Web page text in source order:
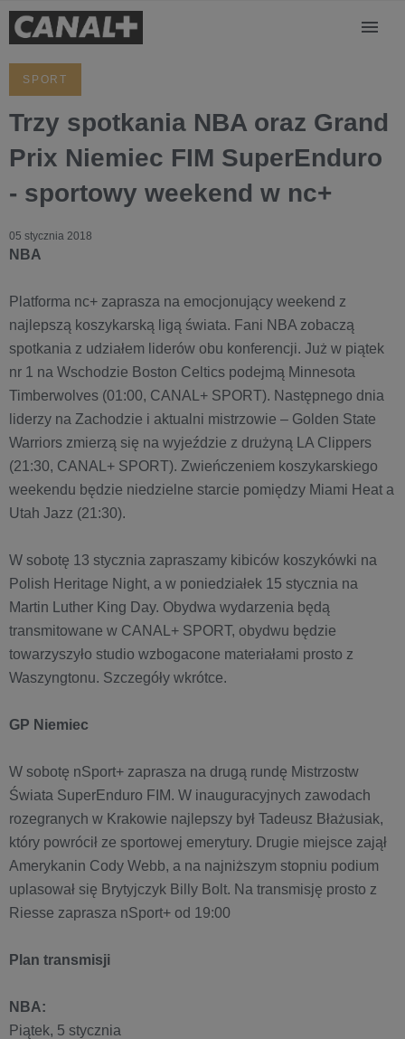
SPORT
Trzy spotkania NBA oraz Grand
Prix Niemiec FIM SuperEnduro
- sportowy weekend w nc+
05 stycznia 2018
NBA
Platforma nc+ zaprasza na emocjonujący weekend z
najlepszą koszykarską ligą świata. Fani NBA zobaczą
spotkania z udziałem liderów obu konferencji. Już w piątek
nr 1 na Wschodzie Boston Celtics podejmą Minnesota
Timberwolves (01:00, CANAL+ SPORT). Następnego dnia
liderzy na Zachodzie i aktualni mistrzowie – Golden State
Warriors zmierzą się na wyjeździe z drużyną LA Clippers
(21:30, CANAL+ SPORT). Zwieńczeniem koszykarskiego
weekendu będzie niedzielne starcie pomiędzy Miami Heat a
Utah Jazz (21:30).
W sobotę 13 stycznia zapraszamy kibiców koszykówki na
Polish Heritage Night, a w poniedziałek 15 stycznia na
Martin Luther King Day. Obydwa wydarzenia będą
transmitowane w CANAL+ SPORT, obydwu będzie
towarzyszyło studio wzbogacone materiałami prosto z
Waszyngtonu. Szczegóły wkrótce.
GP Niemiec
W sobotę nSport+ zaprasza na drugą rundę Mistrzostw
Świata SuperEnduro FIM. W inauguracyjnych zawodach
rozegranych w Krakowie najlepszy był Tadeusz Błażusiak,
który powrócił ze sportowej emerytury. Drugie miejsce zajął
Amerykanin Cody Webb, a na najniższym stopniu podium
uplasował się Brytyjczyk Billy Bolt. Na transmisję prosto z
Riesse zaprasza nSport+ od 19:00
Plan transmisji
NBA:
Piątek, 5 stycznia